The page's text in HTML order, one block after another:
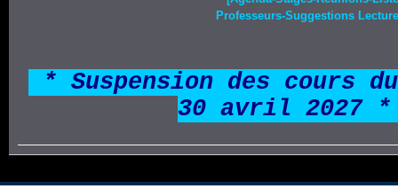
Professeurs-Suggestions
* Suspension des cours
30 avril 2027 *